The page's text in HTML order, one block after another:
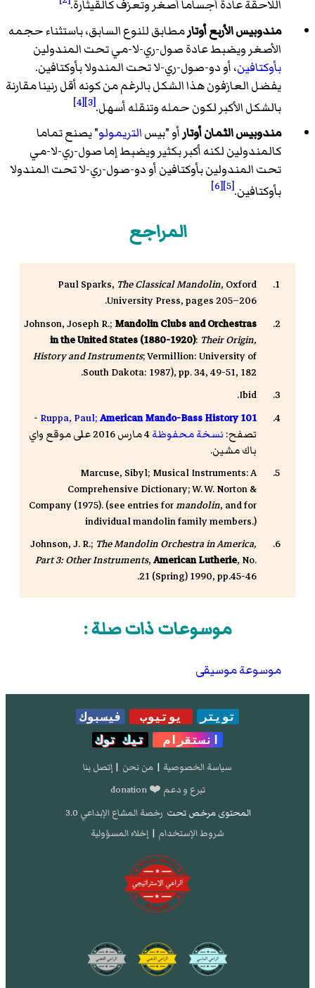
اللاحقة عادة أجساما أصغر وتعزف كالقيثارة.
مندوبيس الأربع أوتارمطابق للنوع السابق، باستثناء حجمه
الأصغر ويضبط عادة صول-ري-لا-مي تحت المندولين
بأوكتافين، أو دو-صول-ري-لا تحت المندولا بأوكتافين.
يفضل العازفون هذا الشكل بالرغم من كونه أقل رنينا مقارنة
بالشكل الأكبر لكون حمله وتنقله أسهل.[3]
[4]
مندوبيس الثمان أوتارأو "بيسالتريمولو" يصنع تماما
كالمندولين لكنه أكبر بكثير ويضبط إما صول-ري-لا-مي
تحت المندولين بأوكتافين أو دو-صول-ري-لا تحت المندولا
بأوكتافين.[5]
[6]
المراجع
Paul Sparks, The Classical Mandolin, Oxford
University Press, pages 205–206.
Johnson, Joseph R.;Mandolin Clubs and Orchestras
in the United States (1880-1920): Their Origin,
History and Instruments; Vermillion: University of
South Dakota: 1987), pp. 34, 49-51, 182.
Ibid.
Ruppa, Paul;American Mando-Bass History 101
-
تصفح: نسخة محفوظة
4 مارس 2016 على موقع واي
باك مشين.
Marcuse, Sibyl; Musical Instruments: A
Comprehensive Dictionary; W. W. Norton &
Company (1975). (see entries formandolin, and for
individual mandolin family members.)
Johnson, J. R.; The Mandolin Orchestra in America,
Part 3: Other Instruments,American Lutherie, No.
21 (Spring) 1990, pp.45-46.
موسوعات ذات صلة :
موسوعة موسيقى
تويتر يوتيوب
فيسبوك
انستقرام
تيك توك
سياسة الخصوصية | من نحن | إتصل بنا
تبرع و دعم ❤️ donation
المحتوى مرخص تحت رخصة المشاع الإبداعي 3.0
شروط الإستخدام | إخلاء المسؤولية